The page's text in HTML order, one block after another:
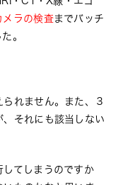
メラの検査までバッチ
。
れません。また、３
、それにも該当しない
てしまうのですか